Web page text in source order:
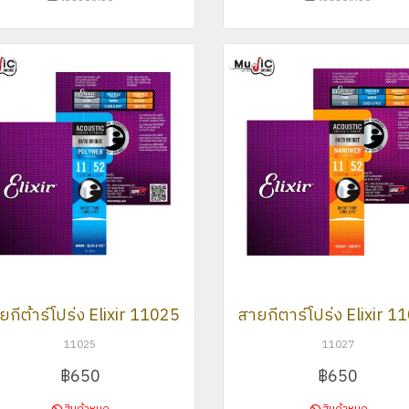
กีต้าร์โปร่ง Elixir 11025
11025
฿650
สายกีตาร์โปร่ง Elixir
11027
฿650